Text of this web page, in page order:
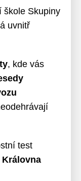
škole Skupiny
uvnitř
, kde vás
test